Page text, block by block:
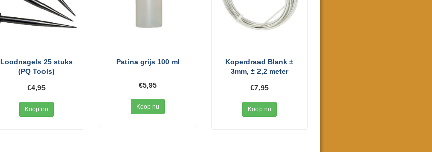
Loodnagels 25 stuks
(PQ Tools)
€4,95
Koop nu
Patina grijs 100 ml
€5,95
Koop nu
Koperdraad Blank ±
3mm, ± 2,2 meter
€7,95
Koop nu